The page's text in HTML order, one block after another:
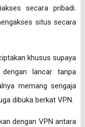
secara pribadi.
situs secara
khusus supaya
lancar tanpa
memang sengaja
dibuka berkat VPN.
dengan VPN antara